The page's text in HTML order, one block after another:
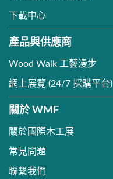
下載中心
產品與供應商
Wood Walk 工藝漫步
網上展覽 (24/7 採購平台)
關於 WMF
關於國際木工展
常見問題
聯繫我們